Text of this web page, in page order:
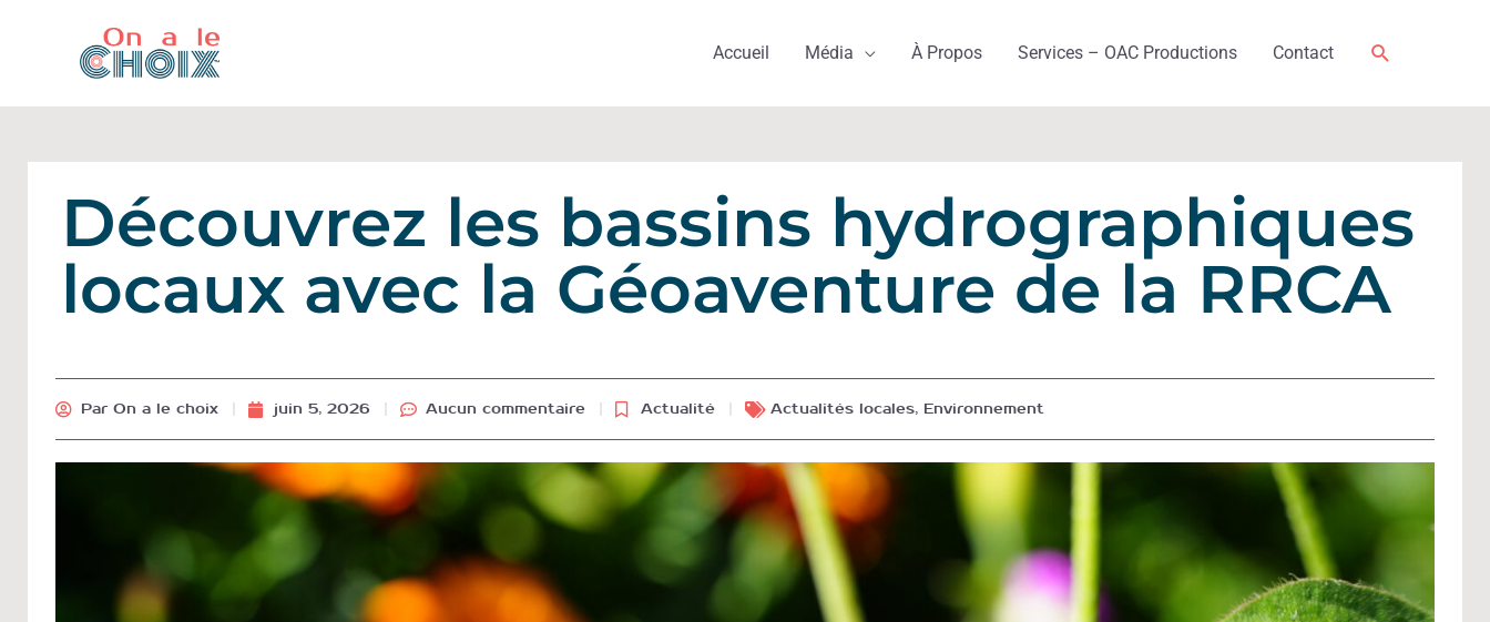
Accueil Média À Propos Services – OAC Productions Contact Rechercher
Découvrez les bassins hydrographiques
locaux avec la Géoaventure de la RRCA
Par On a le choix juin 5, 2026 Aucun commentaire Actualité Actualités locales, Environnement